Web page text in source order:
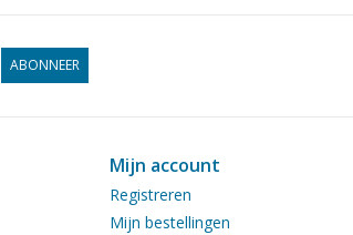
230
Terberg TS-1000 4x2. Reinigingswagen
232
Bouwimpresie: 1965 Ford Galaxie 500 XL.
Personentrein loc BR 24 van DB.
Model van een horizontale
(tekening) DL 6
ABONNEER
Mijn account
Registreren
Mijn bestellingen